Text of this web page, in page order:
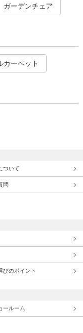
ガーデンチェア
カーペット
ついて
問
びのポイント
ールーム